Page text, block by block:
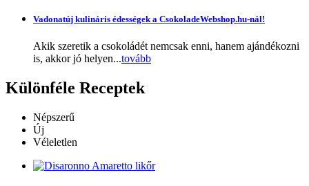
Vadonatúj kulináris édességek a CsokoladeWebshop.hu-nál!
Akik szeretik a csokoládét nemcsak enni, hanem ajándékozni
is, akkor jó helyen...tovább
Különféle Receptek
Népszerű
Új
Véleletlen